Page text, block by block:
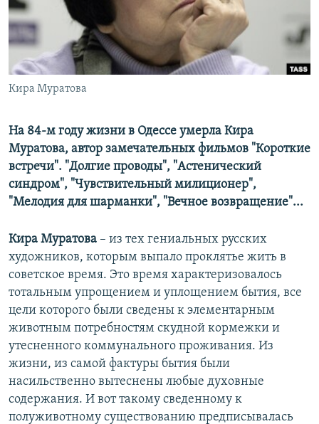
ПОБЕДИТЕЛЕЙ НЕ СУДЯТ?
КРЫМ.НЕПОКОРЕННЫЙ
ELIFBE
УКРАИНСКАЯ ПРОБЛЕМА КРЫМА
ПРИСОЕДИНЯЙТЕСЬ!
Кира Муратова
На 84-м году жизни в Одессе умерла Кира
Муратова, автор замечательных фильмов "Короткие
встречи". "Долгие проводы", "Астенический
синдром", "Чувствительный милиционер",
"Мелодия для шарманки", "Вечное возвращение"...
Кира Муратова – из тех гениальных русских
художников, которым выпало проклятье жить в
советское время. Это время характеризовалось
тотальным упрощением и уплощением бытия, все
цели которого были сведены к элементарным
животным потребностям скудной кормежки и
утесненного коммунального проживания. Из
жизни, из самой фактуры бытия были
насильственно вытеснены любые духовные
содержания. И вот такому сведенному к
полуживотному существованию предписывалась